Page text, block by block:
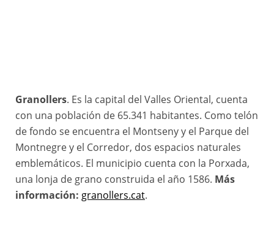
Granollers. Es la capital del Valles Oriental, cuenta
con una población de 65.341 habitantes. Como telón
de fondo se encuentra el Montseny y el Parque del
Montnegre y el Corredor, dos espacios naturales
emblemáticos. El municipio cuenta con la Porxada,
una lonja de grano construida el año 1586. Más
información: granollers.cat.